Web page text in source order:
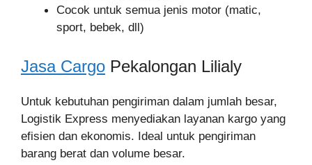
Cocok untuk semua jenis motor (matic,
sport, bebek, dll)
Jasa Cargo Pekalongan Lilialy
Untuk kebutuhan pengiriman dalam jumlah besar,
Logistik Express menyediakan layanan kargo yang
efisien dan ekonomis. Ideal untuk pengiriman
barang berat dan volume besar.